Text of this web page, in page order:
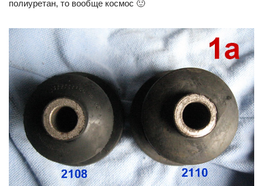
полиуретан, то вообще космос 🙂